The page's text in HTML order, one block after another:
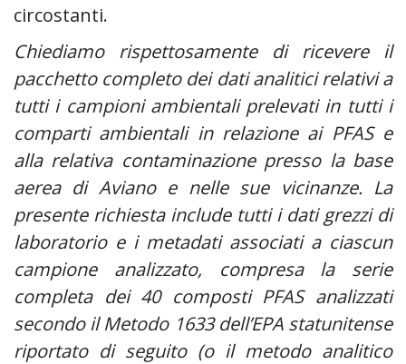
circostanti.
Chiediamo rispettosamente di ricevere il
pacchetto completo dei dati analitici relativi a
tutti i campioni ambientali prelevati in tutti i
comparti ambientali in relazione ai PFAS e
alla relativa contaminazione presso la base
aerea di Aviano e nelle sue vicinanze. La
presente richiesta include tutti i dati grezzi di
laboratorio e i metadati associati a ciascun
campione analizzato, compresa la serie
completa dei 40 composti PFAS analizzati
secondo il Metodo 1633 dell’EPA statunitense
riportato di seguito (o il metodo analitico